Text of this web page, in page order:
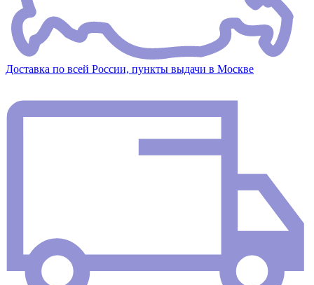
Доставка по всей России, пункты выдачи в Москве